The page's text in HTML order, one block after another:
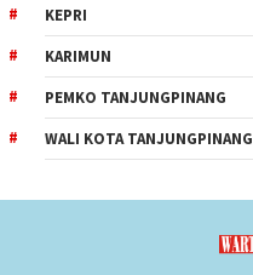
KEPRI
KARIMUN
PEMKO TANJUNGPINANG
WALI KOTA TANJUNGPINANG